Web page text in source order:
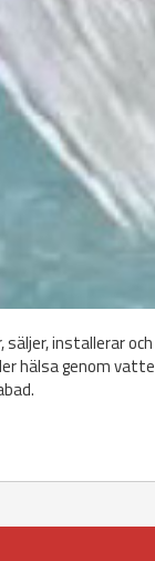
säljer, installerar
hälsa genom